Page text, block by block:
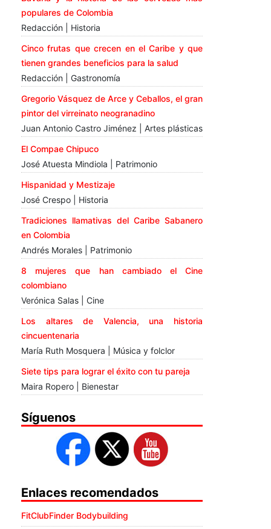
populares de Colombia
Redacción | Historia
Cinco frutas que crecen en el Caribe y que
tienen grandes beneficios para la salud
Redacción | Gastronomía
Gregorio Vásquez de Arce y Ceballos, el gran
pintor del virreinato neogranadino
Juan Antonio Castro Jiménez | Artes plásticas
El Compae Chipuco
José Atuesta Mindiola | Patrimonio
Hispanidad y Mestizaje
José Crespo | Historia
Tradiciones llamativas del Caribe Sabanero
en Colombia
Andrés Morales | Patrimonio
8 mujeres que han cambiado el Cine
colombiano
Verónica Salas | Cine
Los altares de Valencia, una historia
cincuentenaria
María Ruth Mosquera | Música y folclor
Siete tips para lograr el éxito con tu pareja
Maira Ropero | Bienestar
Síguenos
Enlaces recomendados
FitClubFinder Bodybuilding